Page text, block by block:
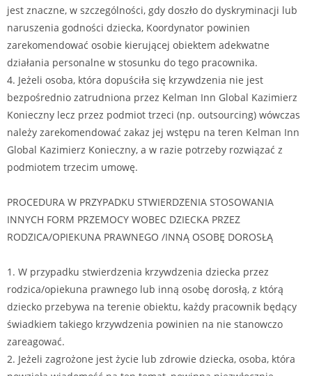
jest znaczne, w szczególności, gdy doszło do dyskryminacji lub
naruszenia godności dziecka, Koordynator powinien
zarekomendować osobie kierującej obiektem adekwatne
działania personalne w stosunku do tego pracownika.
4. Jeżeli osoba, która dopuściła się krzywdzenia nie jest
bezpośrednio zatrudniona przez Kelman Inn Global Kazimierz
Konieczny lecz przez podmiot trzeci (np. outsourcing) wówczas
należy zarekomendować zakaz jej wstępu na teren Kelman Inn
Global Kazimierz Konieczny, a w razie potrzeby rozwiązać z
podmiotem trzecim umowę.
PROCEDURA W PRZYPADKU STWIERDZENIA STOSOWANIA
INNYCH FORM PRZEMOCY WOBEC DZIECKA PRZEZ
RODZICA/OPIEKUNA PRAWNEGO /INNĄ OSOBĘ DOROSŁĄ
1. W przypadku stwierdzenia krzywdzenia dziecka przez
rodzica/opiekuna prawnego lub inną osobę dorosłą, z którą
dziecko przebywa na terenie obiektu, każdy pracownik będący
świadkiem takiego krzywdzenia powinien na nie stanowczo
zareagować.
2. Jeżeli zagrożone jest życie lub zdrowie dziecka, osoba, która